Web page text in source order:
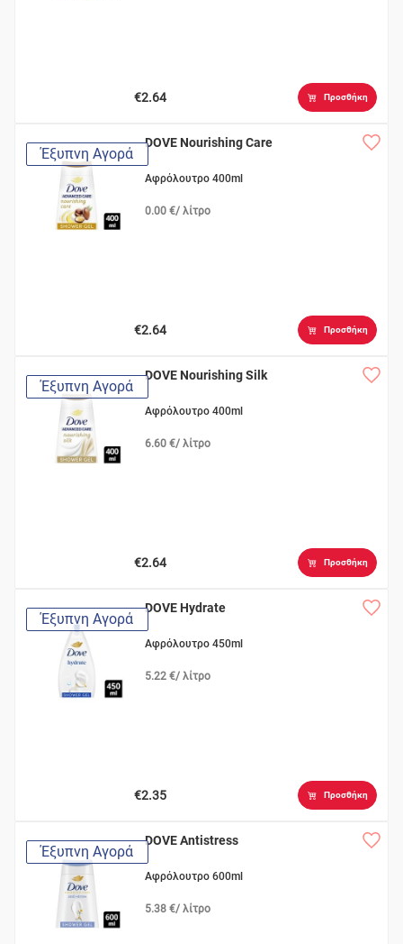
€2.64 Προσθήκη
Έξυπνη Αγορά
DOVE Nourishing Care
Αφρόλουτρο 400ml
0.00 €/ λίτρο
€2.64 Προσθήκη
Έξυπνη Αγορά
DOVE Nourishing Silk
Αφρόλουτρο 400ml
6.60 €/ λίτρο
€2.64 Προσθήκη
Έξυπνη Αγορά
DOVE Hydrate
Αφρόλουτρο 450ml
5.22 €/ λίτρο
€2.35 Προσθήκη
Έξυπνη Αγορά
DOVE Antistress
Αφρόλουτρο 600ml
5.38 €/ λίτρο